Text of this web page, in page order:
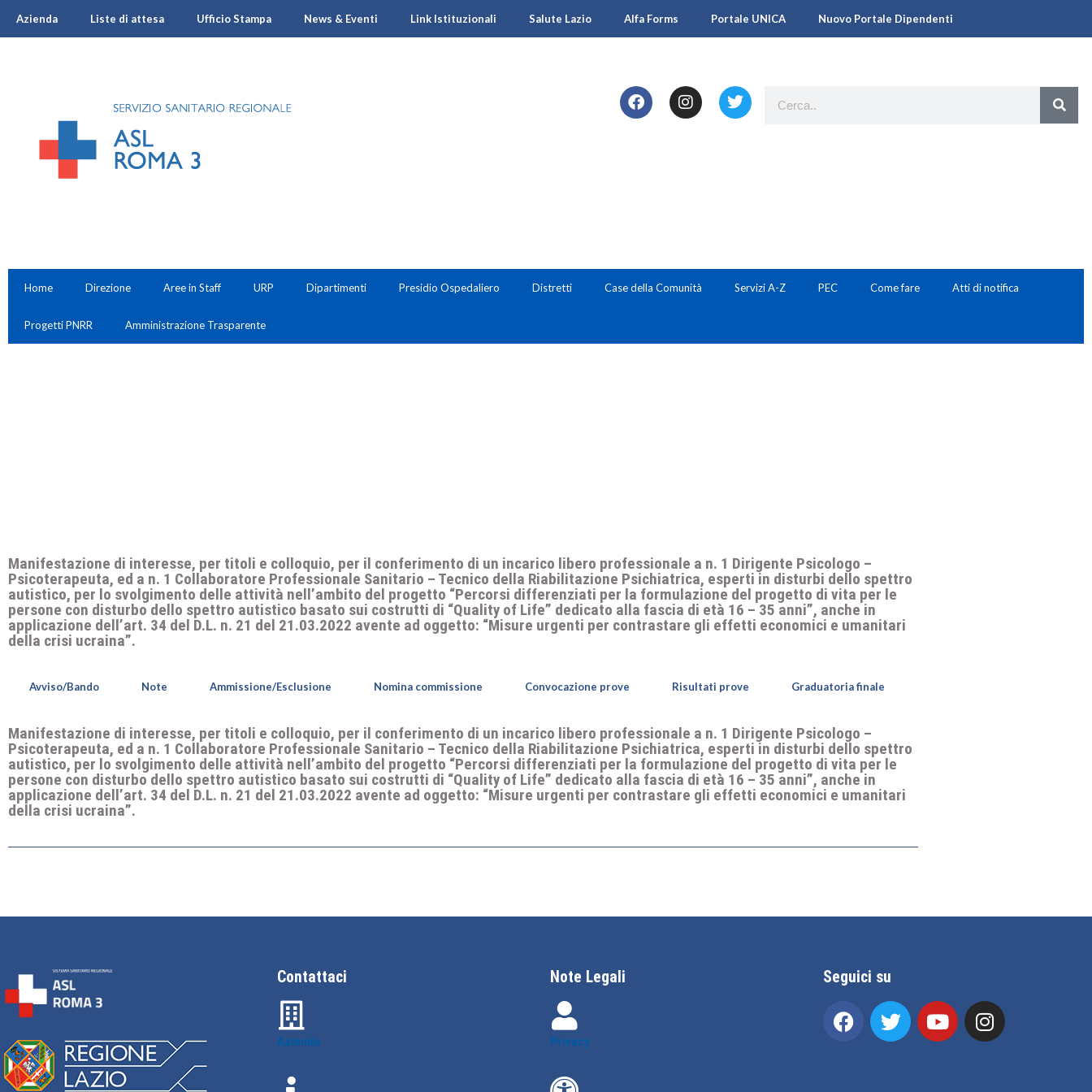
Azienda Liste di attesa Ufficio Stampa News & Eventi Link Istituzionali Salute Lazio Alfa Forms Portale UNICA Nuovo Portale Dipendenti
Home Direzione Aree in Staff URP Dipartimenti Presidio Ospedaliero Distretti Case della Comunità Servizi A-Z PEC Come fare Atti di notifica
Progetti PNRR Amministrazione Trasparente
Manifestazione di interesse, per titoli e colloquio, per il conferimento di un incarico libero professionale a n. 1 Dirigente Psicologo –
Psicoterapeuta, ed a n. 1 Collaboratore Professionale Sanitario – Tecnico della Riabilitazione Psichiatrica, esperti in disturbi dello spettro
autistico, per lo svolgimento delle attività nell’ambito del progetto “Percorsi differenziati per la formulazione del progetto di vita per le
persone con disturbo dello spettro autistico basato sui costrutti di “Quality of Life” dedicato alla fascia di età 16 – 35 anni”, anche in
applicazione dell’art. 34 del D.L. n. 21 del 21.03.2022 avente ad oggetto: “Misure urgenti per contrastare gli effetti economici e umanitari
della crisi ucraina”.
Avviso/Bando Note Ammissione/Esclusione Nomina commissione Convocazione prove Risultati prove Graduatoria finale
Manifestazione di interesse, per titoli e colloquio, per il conferimento di un incarico libero professionale a n. 1 Dirigente Psicologo –
Psicoterapeuta, ed a n. 1 Collaboratore Professionale Sanitario – Tecnico della Riabilitazione Psichiatrica, esperti in disturbi dello spettro
autistico, per lo svolgimento delle attività nell’ambito del progetto “Percorsi differenziati per la formulazione del progetto di vita per le
persone con disturbo dello spettro autistico basato sui costrutti di “Quality of Life” dedicato alla fascia di età 16 – 35 anni”, anche in
applicazione dell’art. 34 del D.L. n. 21 del 21.03.2022 avente ad oggetto: “Misure urgenti per contrastare gli effetti economici e umanitari
della crisi ucraina”.
Contattaci
Azienda
Note Legali
Privacy
Seguici su